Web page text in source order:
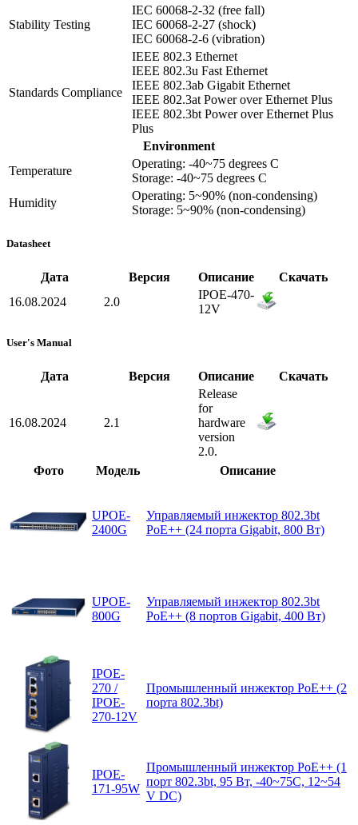
Stability Testing
IEC 60068-2-32 (free fall)
IEC 60068-2-27 (shock)
IEC 60068-2-6 (vibration)
Standards Compliance
IEEE 802.3 Ethernet
IEEE 802.3u Fast Ethernet
IEEE 802.3ab Gigabit Ethernet
IEEE 802.3at Power over Ethernet Plus
IEEE 802.3bt Power over Ethernet Plus
Plus
Environment
Temperature
Operating: -40~75 degrees C
Storage: -40~75 degrees C
Humidity
Operating: 5~90% (non-condensing)
Storage: 5~90% (non-condensing)
Datasheet
Дата Версия Описание
Скачать
16.08.2024
2.0
IPOE-470-
12V
User's Manual
Дата Версия Описание Скачать
16.08.2024 2.1
Release
for
hardware
version
2.0.
Фото
Модель Описание
UPOE-
2400G
Управляемый инжектор 802.3bt
PoE++ (24 порта Gigabit, 800 Вт)
UPOE-
800G
Управляемый инжектор 802.3bt
PoE++ (8 портов Gigabit, 400 Вт)
IPOE-
270 /
IPOE-
270-12V
Промышленный инжектор PoE++ (2
порта 802.3bt)
IPOE-
171-95W
Промышленный инжектор PoE++ (1
порт 802.3bt, 95 Вт, -40~75C, 12~54
V DC)